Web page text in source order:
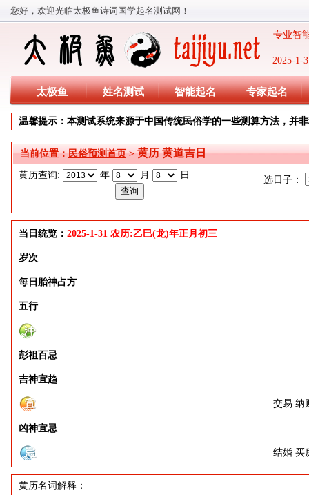
您好，欢迎光临太极鱼诗词国学起名测试网！
2025-1-
专业智
太极鱼 姓名测试 智能起名 专家起名
温馨提示：本测试系统来源于中国传统民俗学的一些测算方法，并
当前位置：民俗预测首页>黄历 黄道吉日
黄历查询: 年 月 日 选日子：
当日统览： 2025-1-31 农历:乙巳(龙)年正月初三
岁次
每日胎神占方
五行
彭祖百忌
吉神宜趋
交易 纳
凶神宜忌
结婚 买
黄历名词解释：